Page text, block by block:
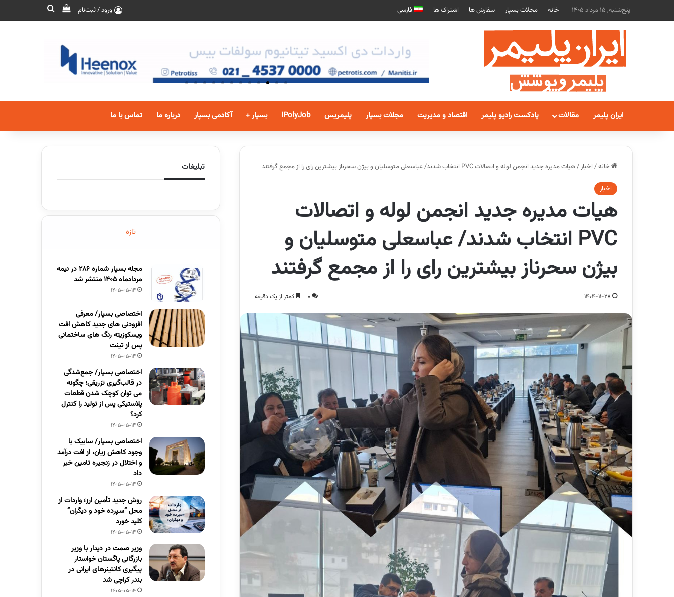
پنج‌شنبه, 15 مرداد 1405 خانه مجلات بسپار سفارش ها اشتراک ها فارسی ورود / ثبت‌نام
ایران پلیمر مقالات پادکست رادیو پلیمر اقتصاد و مدیریت مجلات بسپار پلیمریس IPolyJob بسپار + آکادمی بسپار درباره ما تماس با ما
خانه/ اخبار/هیات مدیره جدید انجمن لوله و اتصالات PVC انتخاب شدند/ عباسعلی متوسلیان و بیژن سحرناز بیشترین رای را از مجمع گرفتند
اخبار
هیات مدیره جدید انجمن لوله و اتصالات
PVC انتخاب شدند/ عباسعلی متوسلیان و
بیژن سحرناز بیشترین رای را از مجمع گرفتند
1404-11-28
0 کمتر از یک دقیقه
تبلیغات
تازه
مجله بسپار شماره 286 در نیمه
مردادماه 1405 منتشر شد
1405-05-14
اختصاصی بسپار/ معرفی
افزودنی های جدید کاهش افت
ویسکوزیته رنگ های ساختمانی
پس از تینت
1405-05-14
اختصاصی بسپار/ جمع‌شدگی
در قالب‌گیری تزریقی؛ چگونه
می توان کوچک شدن قطعات
پلاستیکی پس از تولید را کنترل
کرد؟
1405-05-14
اختصاصی بسپار/ سابیک با
وجود کاهش زیان، از افت درآمد
و اختلال در زنجیره تامین خبر
داد
1405-05-14
روش جدید تأمین ارز؛ واردات از
محل “سپرده خود و دیگران”
کلید خورد
1405-05-14
وزیر صمت در دیدار با وزیر
بازرگانی پاگستان خواستار
پیگیری کانتینرهای ایرانی در
بندر کراچی شد
1405-05-14